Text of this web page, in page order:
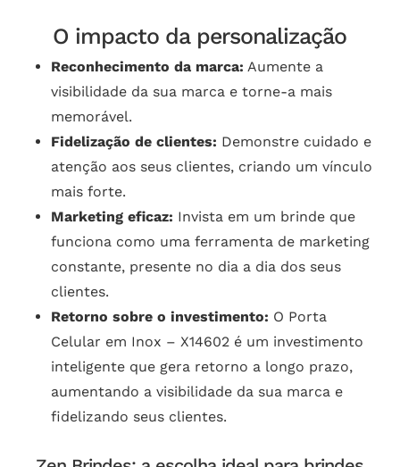
O impacto da personalização
Reconhecimento da marca: Aumente a
visibilidade da sua marca e torne-a mais
memorável.
Fidelização de clientes: Demonstre cuidado e
atenção aos seus clientes, criando um vínculo
mais forte.
Marketing eficaz: Invista em um brinde que
funciona como uma ferramenta de marketing
constante, presente no dia a dia dos seus
clientes.
Retorno sobre o investimento: O Porta
Celular em Inox – X14602 é um investimento
inteligente que gera retorno a longo prazo,
aumentando a visibilidade da sua marca e
fidelizando seus clientes.